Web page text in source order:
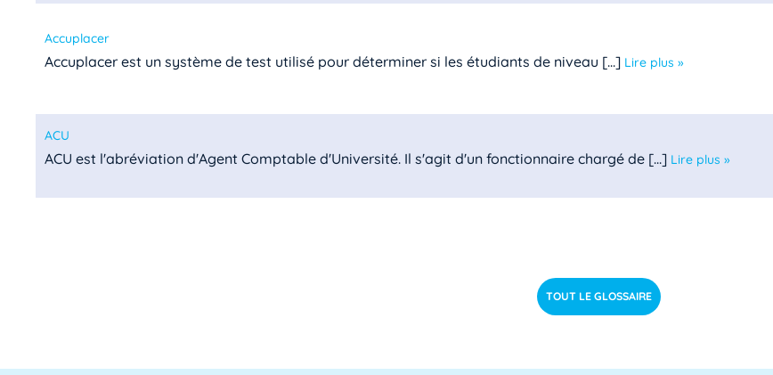
Accuplacer
Accuplacer est un système de test utilisé pour déterminer si les étudiants de niveau [...] Lire plus »
ACU
ACU est l'abréviation d'Agent Comptable d'Université. Il s'agit d'un fonctionnaire chargé de [...] Lire plus »
TOUT LE GLOSSAIRE